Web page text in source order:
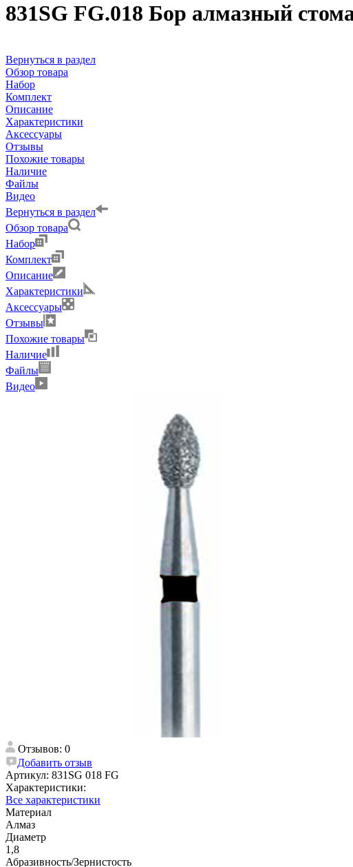
831SG FG.018 Бор алмазный
Вернуться в раздел
Обзор товара
Набор
Комплект
Описание
Характеристики
Аксессуары
Отзывы
Похожие товары
Наличие
Файлы
Видео
Вернуться в раздел
Обзор товара
Набор
Комплект
Описание
Характеристики
Аксессуары
Отзывы
Похожие товары
Наличие
Файлы
Видео
Отзывов: 0
Добавить отзыв
Артикул: 831SG 018 FG
Характеристики:
Все характеристики
Материал
Алмаз
Диаметр
1,8
Абразивность/Зернистость